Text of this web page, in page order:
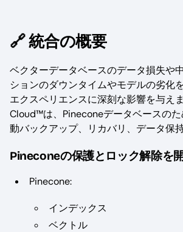
🔗 統合の概要
ベクターデータベースのデータ損失や
ションのダウンタイムやモデルの劣化
エクスペリエンスに深刻な影響を与え
Cloud™は、Pineconeデータベースの
動バックアップ、リカバリ、データ保
Pineconeの保護とロック解除を
Pinecone:
インデックス
ベクトル